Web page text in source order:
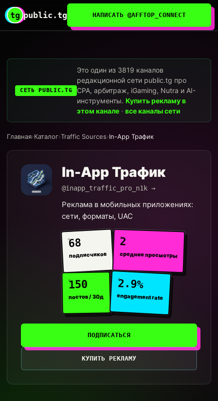
tg public.tg НАПИСАТЬ @AFFTOP_CONNECT
СЕТЬ PUBLIC.TG
Это один из 3819 каналов
редакционной сети public.tg про
CPA, арбитраж, iGaming, Nutra и AI-
инструменты.Купить рекламу в
этом канале ·все каналы сети
Главная›Каталог›Traffic Sources›In-App Трафик
In-App Трафик
@inapp_traffic_pro_n1k →
Реклама в мобильных приложениях:
сети, форматы, UAC
68
подписчиков
2
средние просмотры
150
постов / 30д
2.9%
engagement rate
ПОДПИСАТЬСЯ
КУПИТЬ РЕКЛАМУ